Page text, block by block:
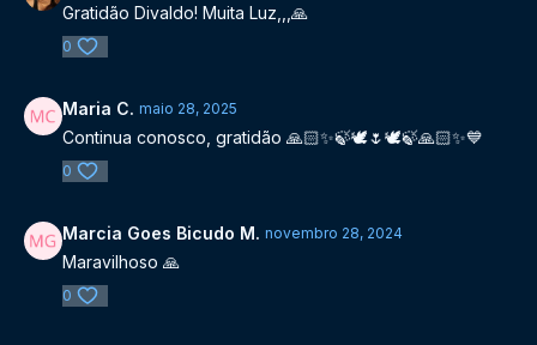
Gratidão Divaldo! Muita Luz,,,🙏
0
Maria C. maio 28, 2025
Continua conosco, gratidão 🙏🏻✨️🍃🕊🌷🕊🍃🙏🏻✨️💙
0
Marcia Goes Bicudo M. novembro 28, 2024
Maravilhoso 🙏
0